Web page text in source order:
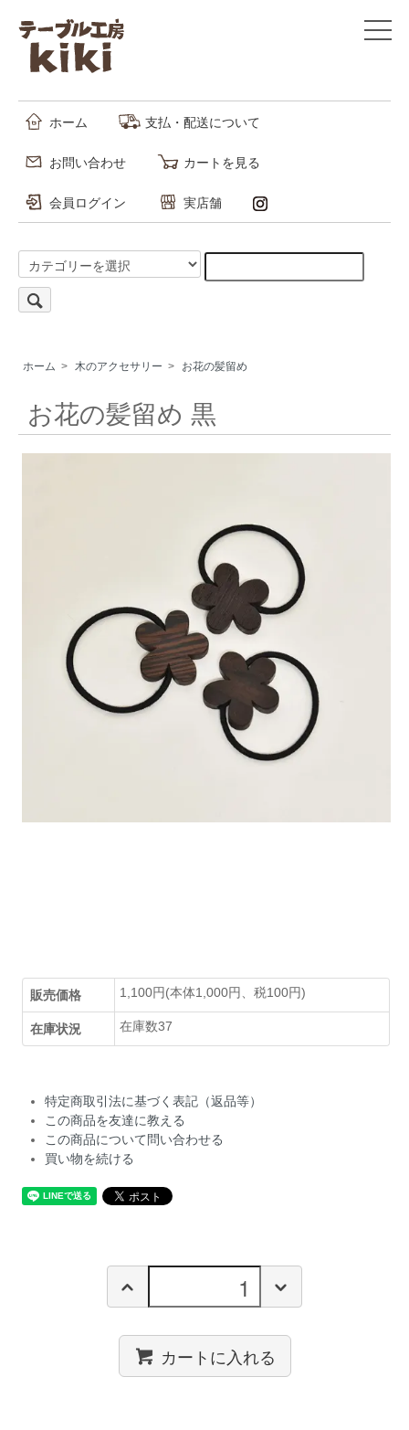
ホーム 支払・配送について
お問い合わせ カートを見る
会員ログイン 実店舗
ホーム > 木のアクセサリー > お花の髪留め
お花の髪留め 黒
販売価格 1,100円(本体1,000円、税100円)
在庫状況 在庫数37
特定商取引法に基づく表記（返品等）
この商品を友達に教える
この商品について問い合わせる
買い物を続ける
カートに入れる